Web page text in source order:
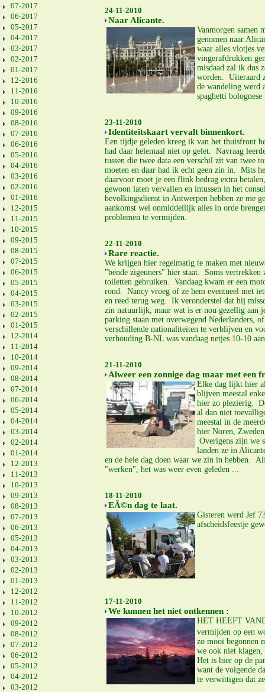
07-2017
06-2017
05-2017
04-2017
03-2017
02-2017
01-2017
12-2016
11-2016
10-2016
09-2016
08-2016
07-2016
06-2016
05-2016
04-2016
03-2016
02-2016
01-2016
12-2015
11-2015
10-2015
09-2015
08-2015
07-2015
06-2015
05-2015
04-2015
03-2015
02-2015
01-2015
12-2014
11-2014
10-2014
09-2014
08-2014
07-2014
06-2014
05-2014
04-2014
03-2014
02-2014
01-2014
12-2013
11-2013
10-2013
09-2013
08-2013
07-2013
06-2013
05-2013
04-2013
03-2013
02-2013
01-2013
12-2012
11-2012
10-2012
09-2012
08-2012
07-2012
06-2012
05-2012
04-2012
03-2012
24-11-2010
Naar Alicante.
Vanmorgen samen
genomen naar
waar alles vlotjes
vingerafdrukken
misdaad zal ik dus
worden. Uiteraard
de wandeling werd
spaghetti
23-11-2010
Identiteitskaart vervalt binnenkort.
Een tijdje geleden kreeg ik van het thuisfront
had daar helemaal niet op gelet. Navraag
tussen die twee data een verschil zit van twee
moeten en daar had ik echt geen zin in. Mits
daarvoor moet je een flink bedrag extra
gewoon laten vervallen en intussen in het
bevolkingsdienst in Antwerpen hebben ze me
aankomst wel onmiddellijk alles in orde
problemen te vermijden.
22-11-2010
Rare reactie.
We krijgen hier regelmatig te maken met
"bende zigeuners" hier staat. Soms vertrekken
toiletten gebruiken. Vandaag kwam er een
rond. Nancy vroeg of ze hem eventueel met
en reed terug weg. Ik veronderstel dat hij
zin natuurlijk, maar wat is er nou gezellig aan
parking staan met overwegend Nederlanders,
verschillende nationaliteiten te verblijven en
verhouding B-NL was vandaag netjes 10-10
21-11-2010
Alweer een zonnige dag maar met een
Elke dag lijkt hier
blijven meestal
hier zo plezierig.
al dan niet
meestal in de
hier Noren,
Overigens zijn we
landen ze in
en de hele dag doen waar we zin in hebben.
"werken", het was weer even geleden ...
18-11-2010
EÃ©n dag te laat.
Gisteren werd Jef
afscheidsfeestje
17-11-2010
We kunnen het niet ontkennen :
HET HEEFT
vermijden op een
zo mooi begonnen
we ook niet klagen,
Het is hier op de
want de volgende
te verwittigen dat